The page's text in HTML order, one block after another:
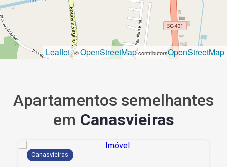
Leaflet| ©OpenStreetMapcontributorsOpenStreetMap
Apartamentos semelhantes
em Canasvieiras
Canasvieiras